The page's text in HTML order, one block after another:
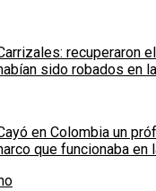
recuperaron
sido robados en
en Colombia un
que funcionaba en